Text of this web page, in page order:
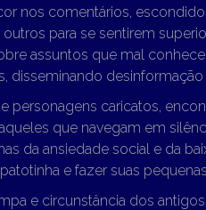
nos comentários,
para se sentirem
assuntos que mal
disseminando
caricatos,
que navegam em
da ansiedade social e da
e fazer suas
e circunstância dos